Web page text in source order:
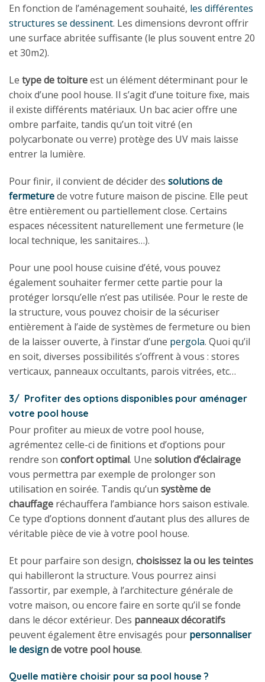
En fonction de l’aménagement souhaité, les différentes
structures se dessinent. Les dimensions devront offrir
une surface abritée suffisante (le plus souvent entre 20
et 30m2).
Le type de toitureest un élément déterminant pour le
choix d’une pool house. Il s’agit d’une toiture fixe, mais
il existe différents matériaux. Un bac acier offre une
ombre parfaite, tandis qu’un toit vitré (en
polycarbonate ou verre) protège des UV mais laisse
entrer la lumière.
Pour finir, il convient de décider des solutions de
fermeturede votre future maison de piscine. Elle peut
être entièrement ou partiellement close. Certains
espaces nécessitent naturellement une fermeture (le
local technique, les sanitaires…).
Pour une pool house cuisine d’été, vous pouvez
également souhaiter fermer cette partie pour la
protéger lorsqu’elle n’est pas utilisée. Pour le reste de
la structure, vous pouvez choisir de la sécuriser
entièrement à l’aide de systèmes de fermeture ou bien
de la laisser ouverte, à l’instar d’une pergola. Quoi qu’il
en soit, diverses possibilités s’offrent à vous : stores
verticaux, panneaux occultants, parois vitrées, etc…
3/ Profiter des options disponibles pour aménager
votre pool house
Pour profiter au mieux de votre pool house,
agrémentez celle-ci de finitions et d’options pour
rendre son confort optimal. Une solution d’éclairage
vous permettra par exemple de prolonger son
utilisation en soirée. Tandis qu’un système de
chauffage réchauffera l’ambiance hors saison estivale.
Ce type d’options donnent d’autant plus des allures de
véritable pièce de vie à votre pool house.
Et pour parfaire son design, choisissez la ou les teintes
qui habilleront la structure. Vous pourrez ainsi
l’assortir, par exemple, à l’architecture générale de
votre maison, ou encore faire en sorte qu’il se fonde
dans le décor extérieur. Des panneaux décoratifs
peuvent également être envisagés pour personnaliser
le designde votre pool house.
Quelle matière choisir pour sa pool house ?